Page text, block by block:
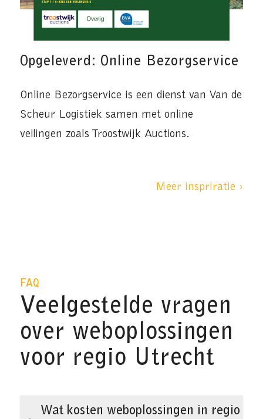
Opgeleverd: Online Bezorgservice
Online Bezorgservice is een dienst van Van de
Scheur Logistiek samen met online
veilingen zoals Troostwijk Auctions.
Meer inspriratie ›
FAQ
Veelgestelde vragen
over weboplossingen
voor regio Utrecht
Wat kosten weboplossingen in regio